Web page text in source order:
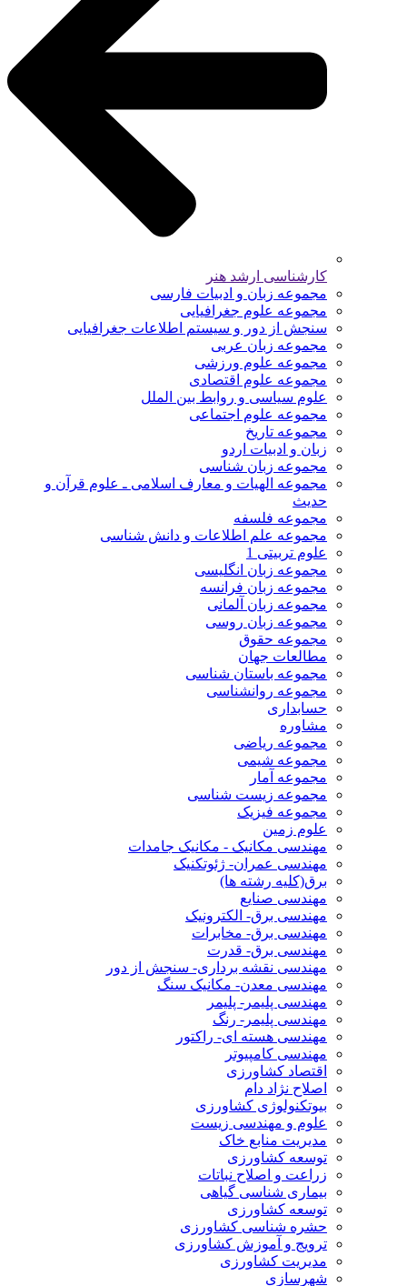
کارشناسی ارشد هنر
مجموعه زبان و ادبیات فارسی
مجموعه علوم جغرافیایی
سنجش از دور و سیستم اطلاعات جغرافیایی
مجموعه زبان عربی
مجموعه علوم ورزشی
مجموعه علوم اقتصادی
علوم سیاسی و روابط بین الملل
مجموعه علوم اجتماعی
مجموعه تاریخ
زبان و ادبیات اردو
مجموعه زبان شناسی
مجموعه الهیات و معارف اسلامی ـ علوم قرآن و
حدیث
مجموعه فلسفه
مجموعه علم اطلاعات و دانش شناسی
علوم تربیتی 1
مجموعه زبان انگلیسی
مجموعه زبان فرانسه
مجموعه زبان آلمانی
مجموعه زبان روسی
مجموعه حقوق
مطالعات جهان
مجموعه باستان شناسی
مجموعه روانشناسی
حسابداری
مشاوره
مجموعه ریاضی
مجموعه شیمی
مجموعه آمار
مجموعه زیست شناسی
مجموعه فیزیک
علوم زمین
مهندسی مکانیک - مکانیک جامدات
مهندسی عمران- ژئوتکنیک
برق(کلیه رشته ها)
مهندسی صنایع
مهندسی برق- الکترونیک
مهندسی برق- مخابرات
مهندسی برق- قدرت
مهندسی نقشه برداری- سنجش از دور
مهندسی معدن- مکانیک سنگ
مهندسی پلیمر- پلیمر
مهندسی پلیمر- رنگ
مهندسی هسته ای- راکتور
مهندسی کامپیوتر
اقتصاد کشاورزی
اصلاح نژاد دام
بیوتکنولوژی کشاورزی
علوم و مهندسی زیست
مدیریت منابع خاک
توسعه کشاورزی
زراعت و اصلاح نباتات
بیماری شناسی گیاهی
توسعه کشاورزی
حشره شناسی کشاورزی
ترویج و آموزش کشاورزی
مدیریت کشاورزی
شهرسازی